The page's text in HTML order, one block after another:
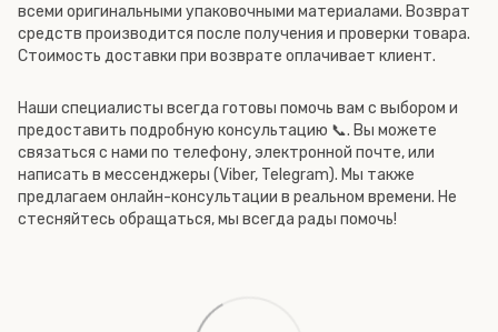
всеми оригинальными упаковочными материалами. Возврат
средств производится после получения и проверки товара.
Стоимость доставки при возврате оплачивает клиент.
Наши специалисты всегда готовы помочь вам с выбором и
предоставить подробную консультацию 📞. Вы можете
связаться с нами по телефону, электронной почте, или
написать в мессенджеры (Viber, Telegram). Мы также
предлагаем онлайн-консультации в реальном времени. Не
стесняйтесь обращаться, мы всегда рады помочь!